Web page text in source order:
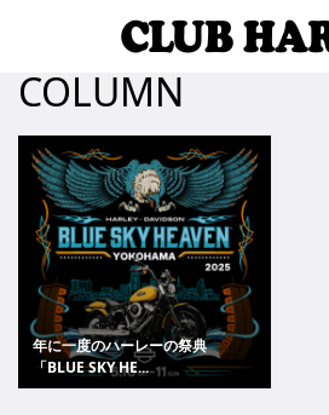
COLUMN
年に一度のハーレーの祭典
「BLUE SKY HE...